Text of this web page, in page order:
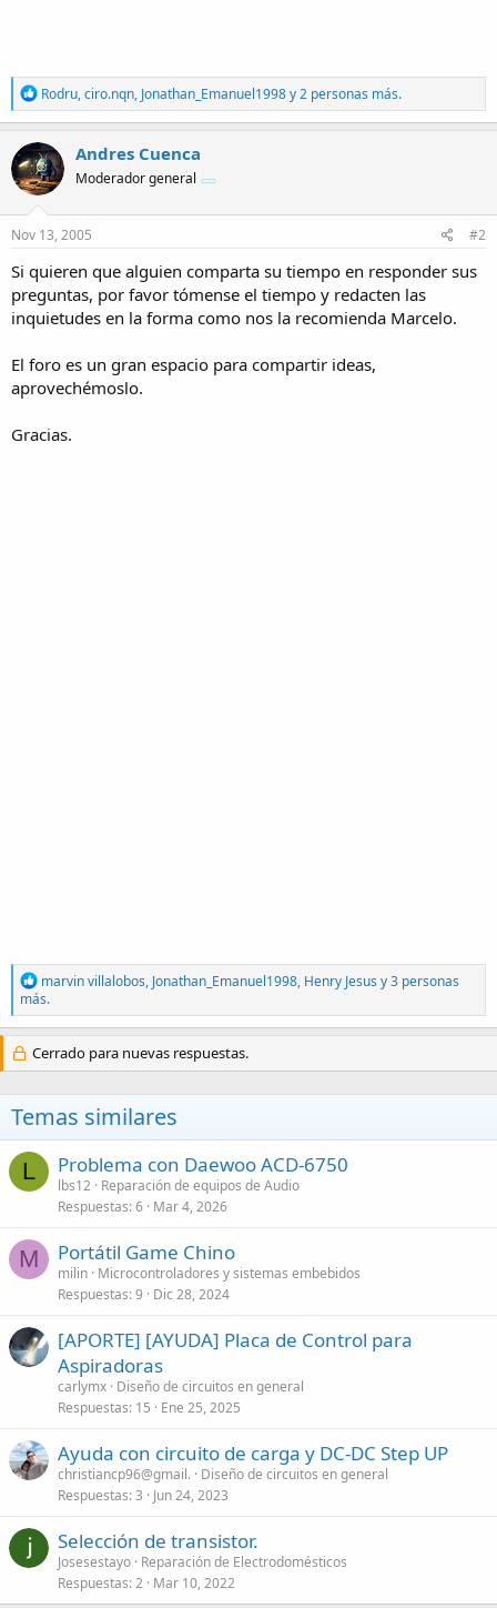
R
e
a
c
t
i
o
n
s
Rodru,ciro.nqn, Jonathan_Emanuel1998y 2 personas más.
Andres Cuenca
Moderador general
Nov 13, 2005 #2
Si quieren que alguien comparta su tiempo en responder sus
preguntas, por favor tómense el tiempo y redacten las
inquietudes en la forma como nos la recomienda Marcelo.
El foro es un gran espacio para compartir ideas,
aprovechémoslo.
Gracias.
R
e
a
c
t
i
s
:
marvin villalobos, Jonathan_Emanuel1998, Henry Jesus y 3 personas
más.
Cerrado para nuevas respuestas.
Temas similares
L Problema con Daewoo ACD-6750
lbs12 Reparación de equipos de Audio
Respuestas 6 Mar 4, 2026
M Portátil Game Chino
milin Microcontroladores y sistemas embebidos
Respuestas 9 Dic 28, 2024
[APORTE] [AYUDA] Placa de Control para
Aspiradoras
carlymx Diseño de circuitos en general
Respuestas 15 Ene 25, 2025
Ayuda con circuito de carga y DC-DC Step UP
christiancp96@gmail. Diseño de circuitos en general
Respuestas 3 Jun 24, 2023
Selección de transistor.
Josesestayo Reparación de Electrodomésticos
Respuestas 2 Mar 10, 2022